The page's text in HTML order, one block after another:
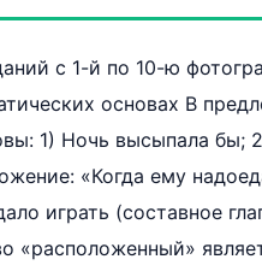
с 1-й по 10-ю
основах В
1) Ночь высыпала бы;
«Когда ему
играть (составное
«расположенный»